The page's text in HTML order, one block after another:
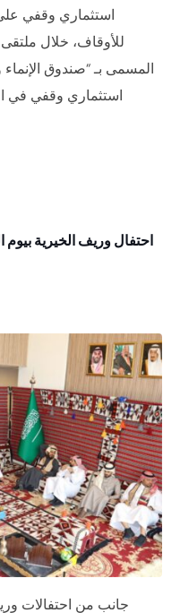
استثماري وقفي
للأوقاف، خلال
المسمى بـ “صندوق
استثماري وقفي في
احتفال وريف الخيرية
جانب من احتفالات